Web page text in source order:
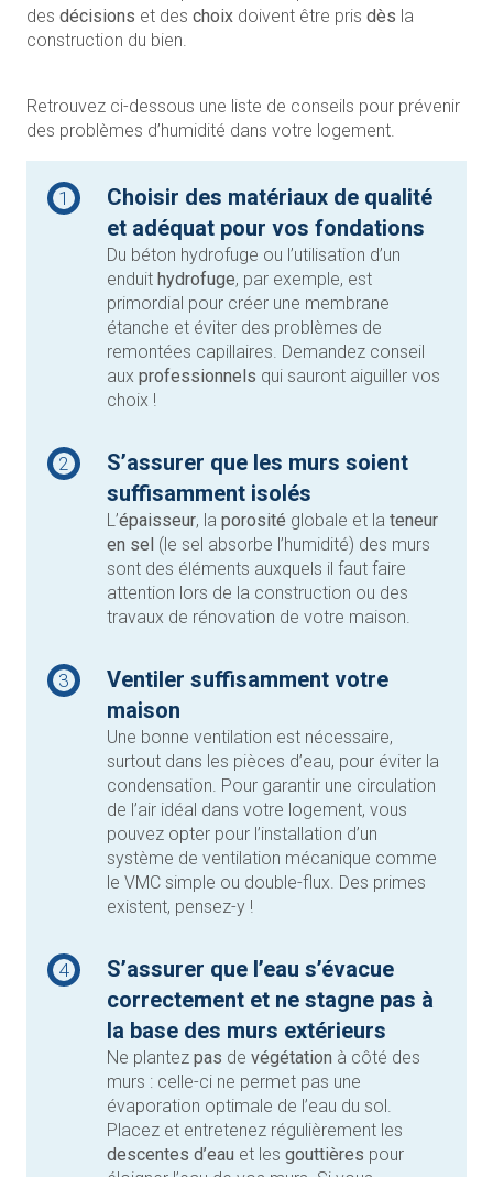
des décisions et des choix doivent être pris dès la
construction du bien.
Retrouvez ci-dessous une liste de conseils pour prévenir
des problèmes d’humidité dans votre logement.
1
Choisir des matériaux de qualité
et adéquat pour vos fondations
Du béton hydrofuge ou l’utilisation d’un
enduithydrofuge, par exemple, est
primordial pour créer une membrane
étanche et éviter des problèmes de
remontées capillaires. Demandez conseil
auxprofessionnels qui sauront aiguiller vos
choix !
2
S’assurer que les murs soient
suffisamment isolés
L’épaisseur, laporosité globale et lateneur
en sel (le sel absorbe l’humidité) des murs
sont des éléments auxquels il faut faire
attention lors de la construction ou des
travaux de rénovation de votre maison.
3
Ventiler suffisamment votre
maison
Une bonne ventilation est nécessaire,
surtout dans les pièces d’eau, pour éviter la
condensation. Pour garantir une circulation
de l’air idéal dans votre logement, vous
pouvez opter pour l’installation d’un
système de ventilation mécanique comme
le VMC simple ou double-flux. Des primes
existent, pensez-y !
4
S’assurer que l’eau s’évacue
correctement et ne stagne pas à
la base des murs extérieurs
Ne plantezpas devégétation à côté des
murs : celle-ci ne permet pas une
évaporation optimale de l’eau du sol.
Placez et entretenez régulièrement les
descentes d’eau et lesgouttières pour